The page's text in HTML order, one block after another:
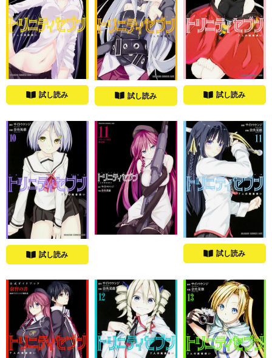
試し読み 試し読み 試し読み
試し読み 試し読み